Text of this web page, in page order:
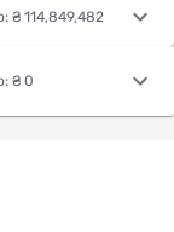
: ₴ 114,849,482
: ₴ 0